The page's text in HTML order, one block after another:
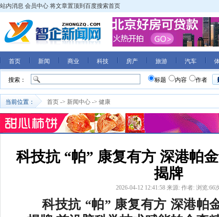
站内消息 会员中心 将文章置顶到百度搜索首页
首页 新闻 商业 科技 房产 旅游 汽车
搜索： 标题 内容 作者
当前位置： 首页 -> 新闻中心 -> 健康
科技抗 “帕” 康复有方 深港帕
揭牌
2026-04-12 12:41:58 来源: 作者: 浏览:66
科技抗 “帕” 康复有方 深港帕